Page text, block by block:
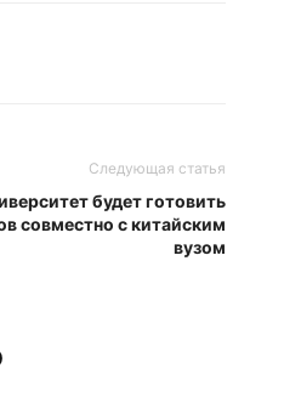
Следующая статья
будет готовить
совместно с китайским
вузом